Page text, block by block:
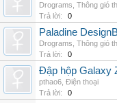
Drograms Thông gió
Trả lời:
0
Paladine
Drograms Thông gió
Trả lời:
0
Đập hộp Galaxy
pthao6 Điện thoại
Trả lời:
0